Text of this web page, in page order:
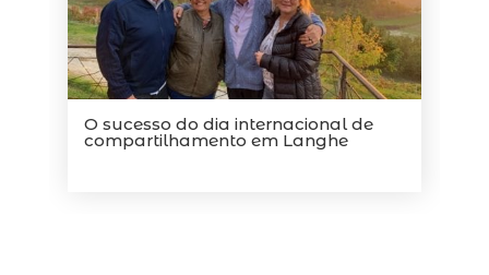
O sucesso do dia internacional de
compartilhamento em Langhe